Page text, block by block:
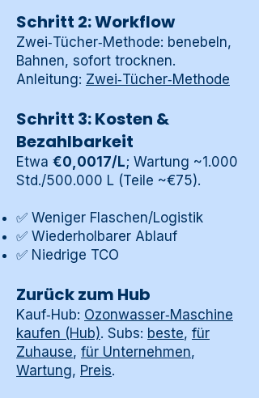
Schritt 2: Workflow
Zwei‑Tücher‑Methode: benebeln,
Bahnen, sofort trocknen.
Anleitung: Zwei‑Tücher‑Methode
Schritt 3: Kosten &
Bezahlbarkeit
Etwa €0,0017/L; Wartung ~1.000
Std./500.000 L (Teile ~€75).
✅ Weniger Flaschen/Logistik
✅ Wiederholbarer Ablauf
✅ Niedrige TCO
Zurück zum Hub
Kauf‑Hub: Ozonwasser‑Maschine
kaufen (Hub). Subs: beste, für
Zuhause, für Unternehmen,
Wartung, Preis.